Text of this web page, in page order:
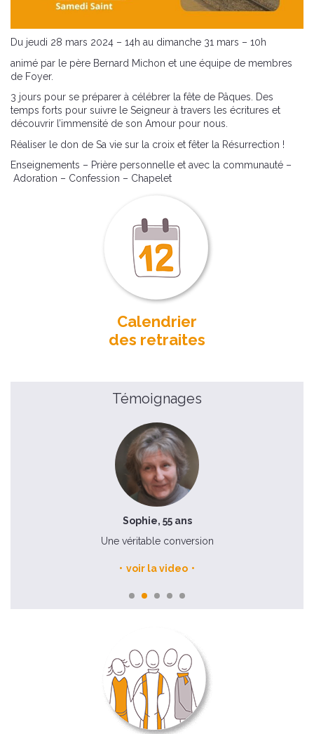
Du jeudi 28 mars 2024 – 14h au dimanche 31 mars – 10h
animé par le père Bernard Michon et une équipe de membres
de Foyer.
3 jours pour se préparer à célébrer la fête de Pâques. Des
temps forts pour suivre le Seigneur à travers les écritures et
découvrir l’immensité de son Amour pour nous.
Réaliser le don de Sa vie sur la croix et fêter la Résurrection !
Enseignements – Prière personnelle et avec la communauté –
Adoration – Confession – Chapelet
Calendrier
des retraites
Témoignages
Sophie, 55 ans
Une véritable conversion
voir la video